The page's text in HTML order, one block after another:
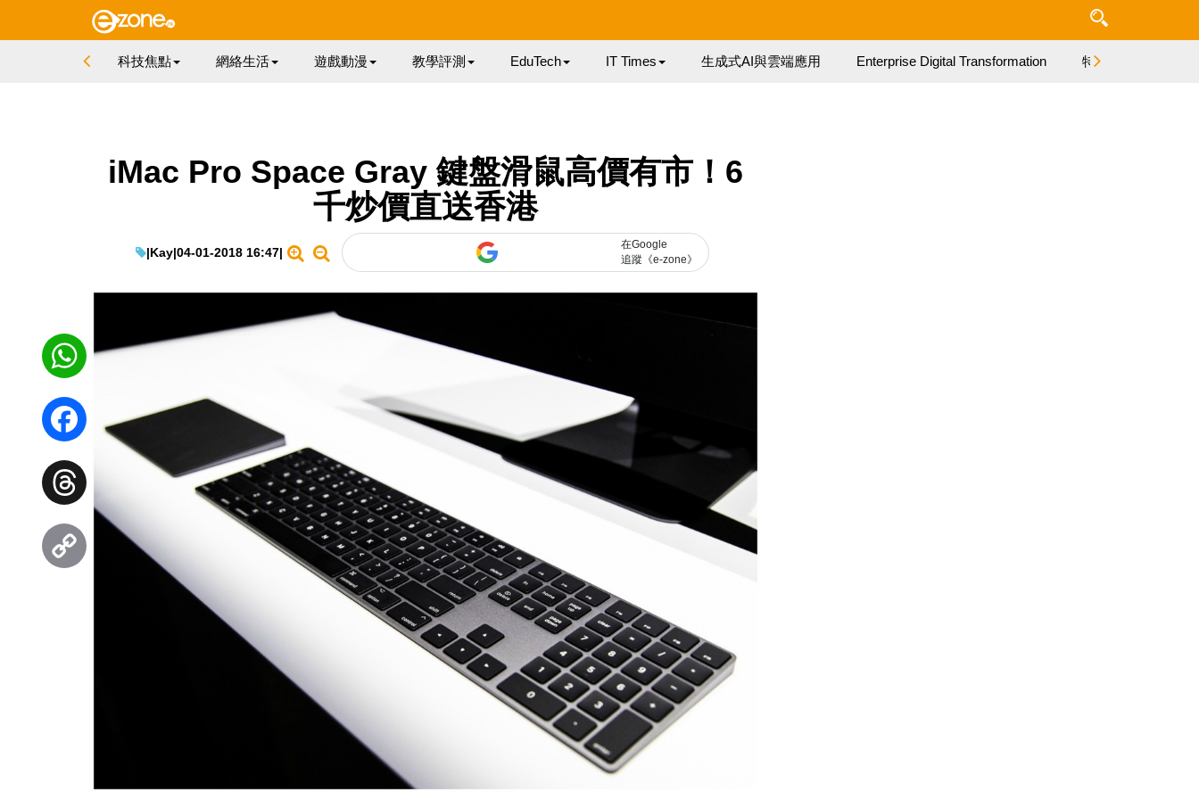
科技焦點 網絡生活 遊戲動漫 教學評測 EduTech IT Times 生成式AI與雲端應用 Enterprise Digital Transformation 特集
iMac Pro Space Gray 鍵盤滑鼠高價有市！6
千炒價直送香港
|Kay|04-01-2018 16:47|
在Google
追蹤《e-zone》
WhatsApp
Facebook
Threads